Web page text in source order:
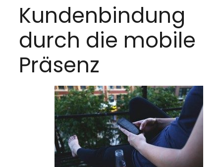
Kundenbindung
durch die mobile
Präsenz